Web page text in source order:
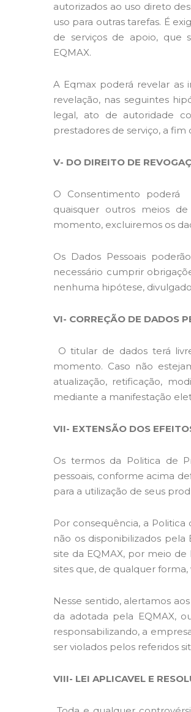
autorizados ao uso direto
uso para outras tarefas. É
de serviços de apoio, que
EQMAX.
A Eqmax poderá revelar as
revelação, nas seguintes
legal, ato de autoridade
prestadores de serviço, a fim
V- DO DIREITO DE
O Consentimento poderá
quaisquer outros meios
momento, excluiremos os
Os Dados Pessoais
necessário cumprir
nenhuma hipótese,
VI- CORREÇÃO DE DADOS
O titular de dados terá
momento. Caso não
atualização, retificação,
mediante a manifestação
VII- EXTENSÃO DOS
Os termos da Politica de
pessoais, conforme acima
para a utilização de seus
Por consequência, a
não os disponibilizados
site da EQMAX, por meio
sites que, de qualquer
Nesse sentido, alertamos
da adotada pela EQMAX,
responsabilizando, a
ser violados pelos referidos
VIII- LEI APLICAVEL E